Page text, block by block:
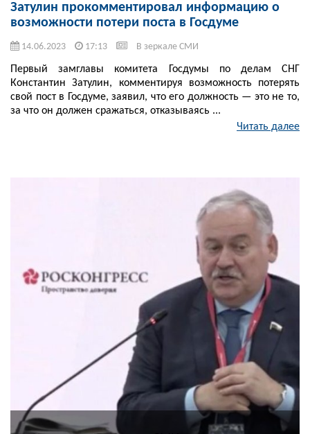
Затулин прокомментировал информацию о
возможности потери поста в Госдуме
14.06.2023 17:13 В зеркале СМИ
Первый замглавы комитета Госдумы по делам СНГ
Константин Затулин, комментируя возможность потерять
свой пост в Госдуме, заявил, что его должность — это не то,
за что он должен сражаться, отказываясь ...
Читать далее